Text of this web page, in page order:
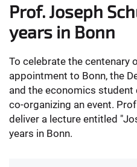
Prof. Joseph
years in Bonn
To celebrate the centenary
appointment to Bonn, the
and the economics
co-organizing an event.
deliver a lecture entitled
years in Bonn.